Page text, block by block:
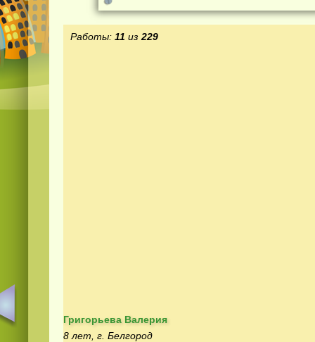
Работы: 11 из 229
Григорьева Валерия
8 лет, г. Белгород